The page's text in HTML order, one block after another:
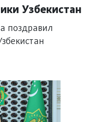
Узбекистан
поздравил